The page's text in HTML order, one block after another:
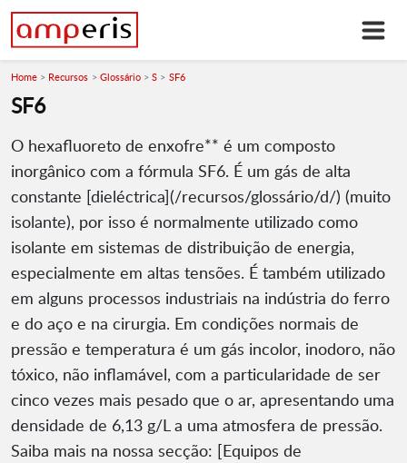
Home Recursos Glossário S SF6
SF6
O hexafluoreto de enxofre** é um composto
inorgânico com a fórmula SF6. É um gás de alta
constante [dieléctrica](/recursos/glossário/d/) (muito
isolante), por isso é normalmente utilizado como
isolante em sistemas de distribuição de energia,
especialmente em altas tensões. É também utilizado
em alguns processos industriais na indústria do ferro
e do aço e na cirurgia. Em condições normais de
pressão e temperatura é um gás incolor, inodoro, não
tóxico, não inflamável, com a particularidade de ser
cinco vezes mais pesado que o ar, apresentando uma
densidade de 6,13 g/L a uma atmosfera de pressão.
Saiba mais na nossa secção: [Equipos de